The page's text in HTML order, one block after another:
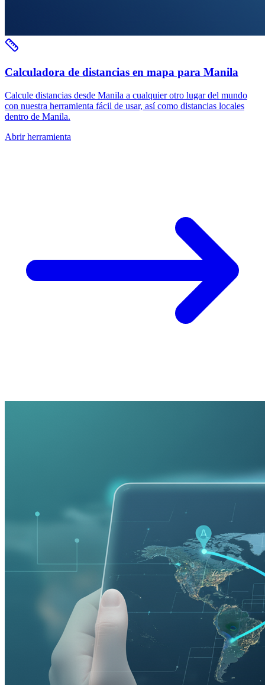
Calculadora de distancias en mapa para Manila
Calcule distancias desde Manila a cualquier otro lugar del mundo
con nuestra herramienta fácil de usar, así como distancias locales
dentro de Manila.
Abrir herramienta